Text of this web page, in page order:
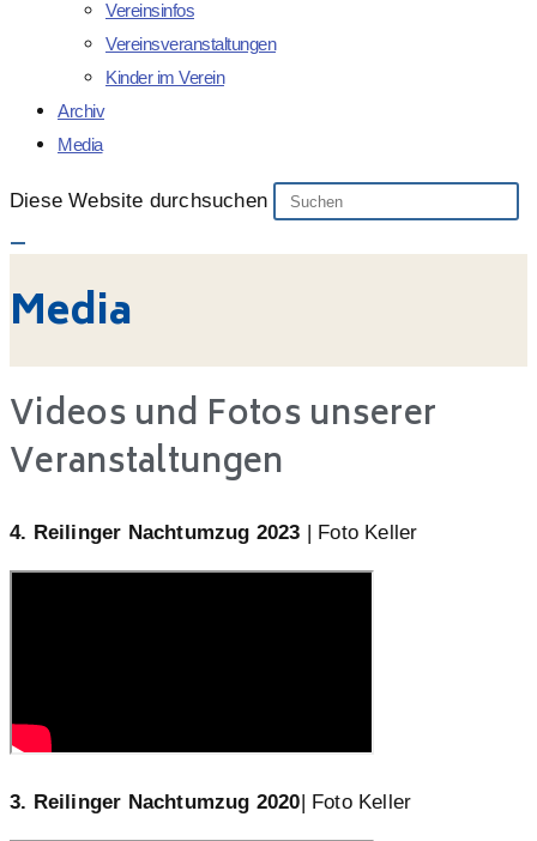
Vereinsinfos
Vereinsveranstaltungen
Kinder im Verein
Archiv
Media
Diese Website durchsuchen
Media
Videos und Fotos unserer
Veranstaltungen
4. Reilinger Nachtumzug 2023 | Foto Keller
3. Reilinger Nachtumzug 2020| Foto Keller